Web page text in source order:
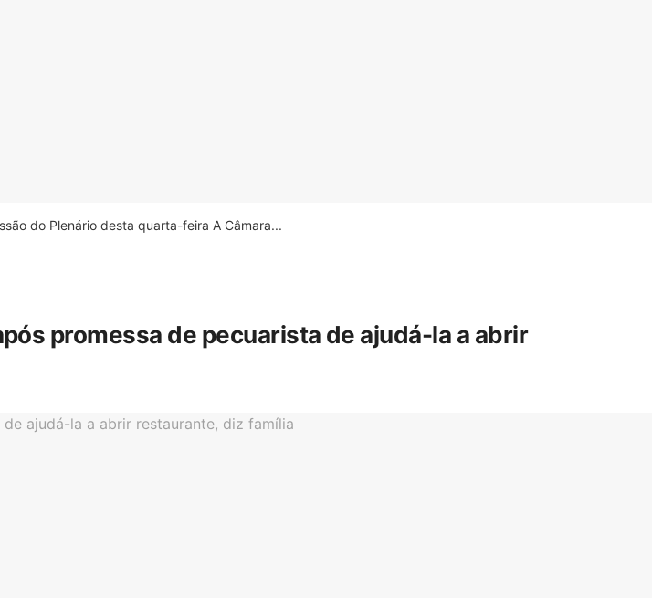
do Plenário desta quarta-feira A Câmara...
promessa de pecuarista de ajudá-la a abrir